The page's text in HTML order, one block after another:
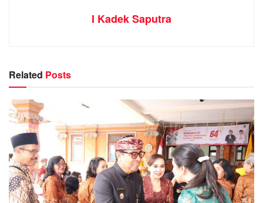
I Kadek Saputra
Related Posts